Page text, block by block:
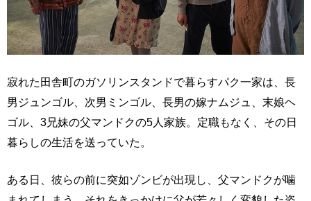
寂れた田舎町のガソリンスタンドで暮らすパク一家は、長
男ジュンゴル、次男ミンゴル、長男の嫁ナムジュ、末娘ヘ
ゴル、3兄妹の父マンドクの5人家族。定職もなく、その日
暮らしの生活を送っていた。
ある日、彼らの前に突如ゾンビが出現し、父マンドクが噛